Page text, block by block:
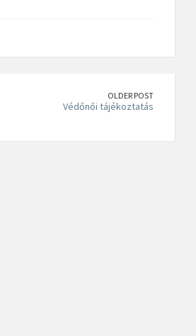
OLDER POST
Védőnői tájékoztatás